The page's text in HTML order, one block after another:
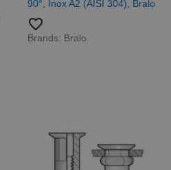
90°, Inox A2 (AISI 304), Bralo
favorite_border
Brands: Bralo